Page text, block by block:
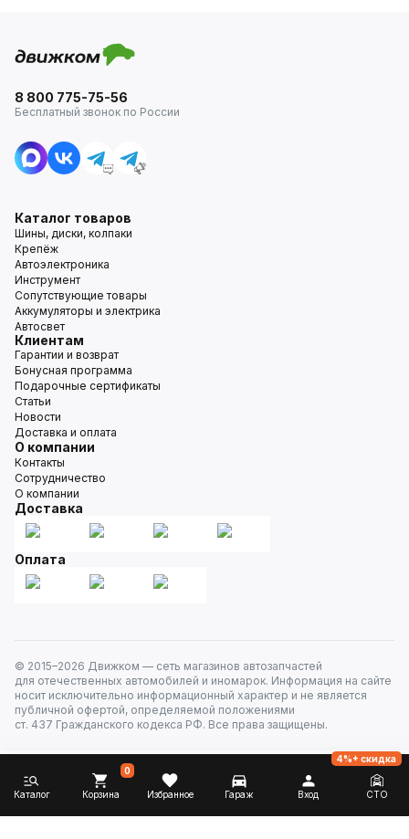
8 800 775-75-56
Бесплатный звонок по России
Каталог товаров
Шины, диски, колпаки
Крепёж
Автоэлектроника
Инструмент
Сопутствующие товары
Аккумуляторы и электрика
Автосвет
Клиентам
Гарантии и возврат
Бонусная программа
Подарочные сертификаты
Статьи
Новости
Доставка и оплата
О компании
Контакты
Сотрудничество
О компании
Доставка
Оплата
© 2015–2026 Движком — сеть магазинов автозапчастей
для отечественных автомобилей и иномарок. Информация на сайте
носит исключительно информационный характер и не является
публичной офертой, определяемой положениями
ст. 437 Гражданского кодекса РФ. Все права защищены.
Каталог Корзина
0
Избранное Гараж Вход СТО
4%+ скидка